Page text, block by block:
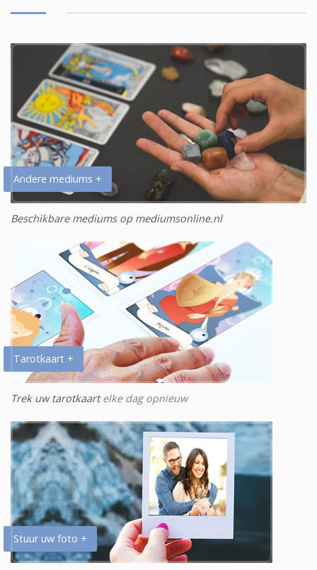
Andere mediums +
Beschikbare mediums op mediumsonline.nl
Tarotkaart +
Trek uw tarotkaartelke dag opnieuw
Stuur uw foto +